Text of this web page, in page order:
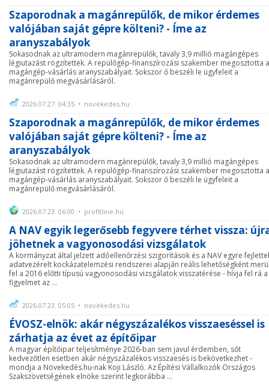
Szaporodnak a magánrepülők, de mikor érdemes
valójában saját gépre költeni? - Íme az
aranyszabályok
Sokasodnak az ultramodern magánrepülők, tavaly 3,9 millió magángépes
légiutazást rögzítettek. A repülőgép-finanszírozási szakember megosztotta a
magángép-vásárlás aranyszabályait. Sokszor ő beszéli le ügyfeleit a
magánrepülő megvásárlásáról.
2026.07.27. 04:35 • novekedes.hu
Szaporodnak a magánrepülők, de mikor érdemes
valójában saját gépre költeni? - Íme az
aranyszabályok
Sokasodnak az ultramodern magánrepülők, tavaly 3,9 millió magángépes
légiutazást rögzítettek. A repülőgép-finanszírozási szakember megosztotta a
magángép-vásárlás aranyszabályait. Sokszor ő beszéli le ügyfeleit a
magánrepülő megvásárlásáról.
2026.07.23. 06:00 • profitline.hu
A NAV egyik legerősebb fegyvere térhet vissza:
jöhetnek a vagyonosodási vizsgálatok
A kormányzat által jelzett adóellenőrzési szigorítások és a NAV egyre
adatvezérelt kockázatelemzési rendszerei alapján reális lehetőségként
fel a 2016 előtti típusú vagyonosodási vizsgálatok visszatérése - hívja fel rá a
figyelmet az ...
2026.07.23. 05:05 • novekedes.hu
ÉVOSZ-elnök: akár négyszázalékos visszaeséssel is
zárhatja az évet az építőipar
A magyar építőipar teljesítménye 2026-ban sem javul érdemben, sőt
kedvezőtlen esetben akár négyszázalékos visszaesés is bekövetkezhet -
mondja a Növekedés.hu-nak Koji László. Az Építési Vállalkozók Országos
Szakszövetségének elnöke szerint legkorábba ...